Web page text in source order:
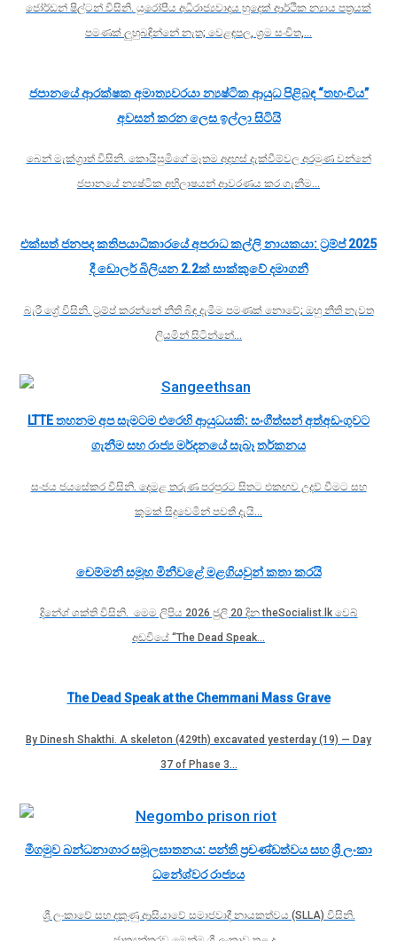
ජෝර්ඩන් ෂිල්ටන් විසිනි. යුරෝපීය අධිරාජ්‍යවාදය හුදෙක් ආර්ථික න්‍යාය පත්‍රයක්
පමණක් ලුහුබඳින්නේ නැත; වෙළඳපල, ශ්‍රම සංචිත,…
ජපානයේ ආරක්ෂක අමාත්‍යවරයා න්‍යෂ්ටික ආයුධ පිළිබඳ “තහංචිය”
අවසන් කරන ලෙස ඉල්ලා සිටියි
බෙන් මැක්ග්‍රාත් විසිනි. කොයිසුමිගේ මෑතම අදහස් දැක්වීම්වල අරමුණ වන්නේ
ජපානයේ න්‍යෂ්ටික අභිලාෂයන් ආවරණය කර ගැනීම…
එක්සත් ජනපද කතිපයාධිකාරයේ අපරාධ කල්ලි නායකයා: ට්‍රම්ප් 2025
දී ඩොලර් බිලියන 2.2ක් සාක්කුවේ දමාගනී
බැරී ග්‍රේ විසිනි. ට්‍රම්ප් කරන්නේ නීති බිඳ දැමීම පමණක් නොවේ; ඔහු නීති නැවත
ලියමින් සිටින්නේ…
LTTE තහනම අප සැමටම එරෙහි ආයුධයකි: සංගීත්සන් අත්අඩංගුවට
ගැනීම සහ රාජ්‍ය මර්දනයේ සැබෑ තර්කනය
සංජය ජයසේකර විසිනි. දෙමළ තරුණ පරපුරට සිතට එකඟව උදව් වීමට සහ
කුමක් සිදුවෙමින් පවතී දැයි…
චෙම්මනි සමූහ මිනීවළේ මළගියවුන් කතා කරයි
දිනේශ් ශක්ති විසිනි. මෙම ලිපිය 2026 ජුලි 20 දින theSocialist.lk වෙබ්
අඩවියේ “The Dead Speak…
The Dead Speak at the Chemmani Mass Grave
By Dinesh Shakthi. A skeleton (429th) excavated yesterday (19) — Day
37 of Phase 3…
මීගමුව බන්ධනාගාර සමූලඝාතනය: පන්ති ප්‍රචණ්ඩත්වය සහ ශ්‍රී ලංකා
ධනේශ්වර රාජ්‍යය
ශ්‍රී ලංකාවේ සහ දකුණු ආසියාවේ සමාජවාදී නායකත්වය (SLLA) විසිනි.